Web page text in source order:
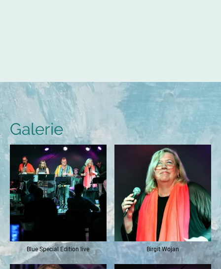
Galerie
Blue Special Edition live Birgit Wojan